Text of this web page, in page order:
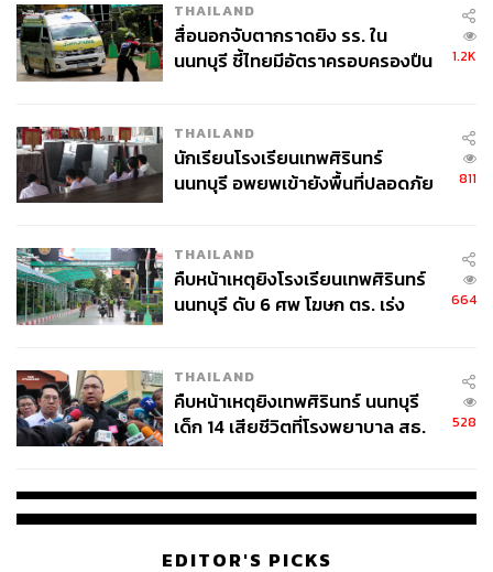
THAILAND
สื่อนอกจับตากราดยิง รร. ใน
นนทบุรี ชี้ไทยมีอัตราครอบครองปืน
1.2K
THAILAND
นักเรียนโรงเรียนเทพศิรินทร์
นนทบุรี อพยพเข้ายังพื้นที่ปลอดภัย
811
THAILAND
คืบหน้าเหตุยิงโรงเรียนเทพศิรินทร์
นนทบุรี ดับ 6 ศพ โฆษก ตร. เร่ง
664
THAILAND
คืบหน้าเหตุยิงเทพศิรินทร์ นนทบุรี
เด็ก 14 เสียชีวิตที่โรงพยาบาล สธ.
528
EDITOR'S PICKS